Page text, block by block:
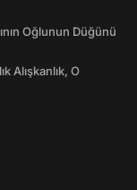
Oğlunun Düğünü
Alışkanlık, O